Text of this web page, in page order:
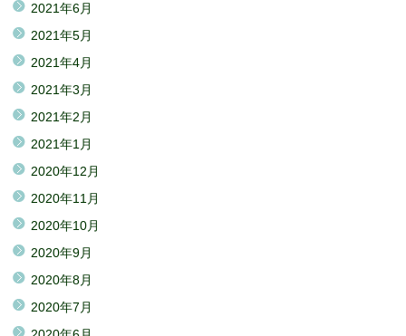
2021年6月
2021年5月
2021年4月
2021年3月
2021年2月
2021年1月
2020年12月
2020年11月
2020年10月
2020年9月
2020年8月
2020年7月